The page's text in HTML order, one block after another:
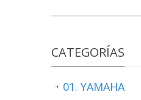
CATEGORÍAS
01. YAMAHA